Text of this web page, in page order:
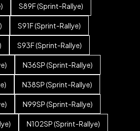
S89F (Sprint-Rallye)
S91F (Sprint-Rallye)
S93F (Sprint-Rallye)
N36SP (Sprint-Rallye)
N38SP (Sprint-Rallye)
N99SP (Sprint-Rallye)
N102SP (Sprint-Rallye)